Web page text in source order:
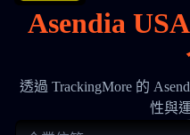
Asendia
透過 TrackingMore 的
性與